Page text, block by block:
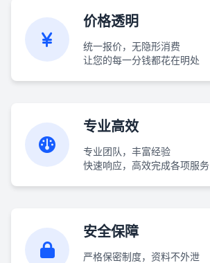
价格透明
统一报价，无隐形消费
让您的每一分钱都花在明处
专业高效
专业团队，丰富经验
快速响应，高效完成各项服务
安全保障
严格保密制度，资料不外泄